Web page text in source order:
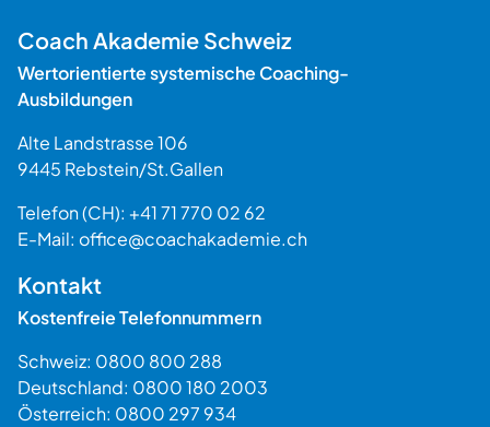
Coach Akademie Schweiz
Wertorientierte systemische Coaching-
Ausbildungen
Alte Landstrasse 106
9445 Rebstein/St.Gallen
Telefon (CH): +41 71 770 02 62
E-Mail: office@coachakademie.ch
Kontakt
Kostenfreie Telefonnummern
Schweiz: 0800 800 288
Deutschland: 0800 180 2003
Österreich: 0800 297 934